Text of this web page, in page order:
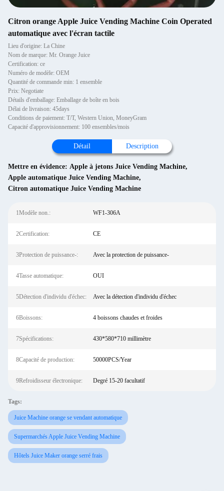
Citron orange Apple Juice Vending Machine Coin Operated
automatique avec l'écran tactile
Lieu d'origine: La Chine
Nom de marque: Mr. Orange Juice
Certification: ce
Numéro de modèle: OEM
Quantité de commande min: 1 ensemble
Prix: Negotiate
Détails d'emballage: Emballage de boîte en bois
Délai de livraison: 45days
Conditions de paiement: T/T, Western Union, MoneyGram
Capacité d'approvisionnement: 100 ensembles/mois
Détail Description
Mettre en évidence: Apple à jetons Juice Vending Machine,
Apple automatique Juice Vending Machine,
Citron automatique Juice Vending Machine
1Modèle non.: WF1-306A
2Certification: CE
3Protection de puissance-: Avec la protection de puissance-
4Tasse automatique: OUI
5Détection d'individu d'échec: Avec la détection d'individu d'échec
6Boissons: 4 boissons chaudes et froides
7Spécifications: 430*580*710 millimètre
8Capacité de production: 50000PCS/Year
9Refroidisseur électronique: Degré 15-20 facultatif
Tags:
Juice Machine orange se vendant automatique
Supermarchés Apple Juice Vending Machine
Hôtels Juice Maker orange serré frais